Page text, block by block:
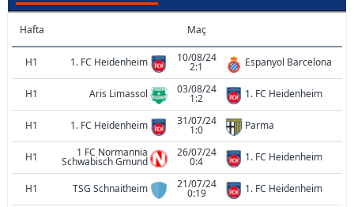
Hafta Maç
H1 1. FC Heidenheim 10/08/24
2:1 Espanyol Barcelona
H1 Aris Limassol 03/08/24
1:2 1. FC Heidenheim
H1 1. FC Heidenheim 31/07/24
1:0 Parma
H1 1 FC Normannia
Schwabisch Gmund
26/07/24
0:4 1. FC Heidenheim
H1 TSG Schnaitheim 21/07/24
0:19 1. FC Heidenheim